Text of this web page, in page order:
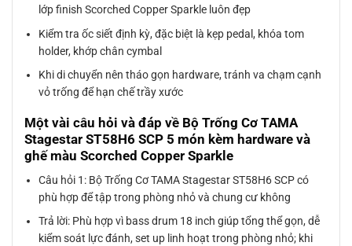
lớp finish Scorched Copper Sparkle luôn đẹp
Kiểm tra ốc siết định kỳ, đặc biệt là kẹp pedal, khóa tom
holder, khớp chân cymbal
Khi di chuyển nên tháo gọn hardware, tránh va chạm cạnh
vỏ trống để hạn chế trầy xước
Một vài câu hỏi và đáp về Bộ Trống Cơ TAMA
Stagestar ST58H6 SCP 5 món kèm hardware và
ghế màu Scorched Copper Sparkle
Câu hỏi 1: Bộ Trống Cơ TAMA Stagestar ST58H6 SCP có
phù hợp để tập trong phòng nhỏ và chung cư không
Trả lời: Phù hợp vì bass drum 18 inch giúp tổng thể gọn, dễ
kiểm soát lực đánh, set up linh hoạt trong phòng nhỏ; khi